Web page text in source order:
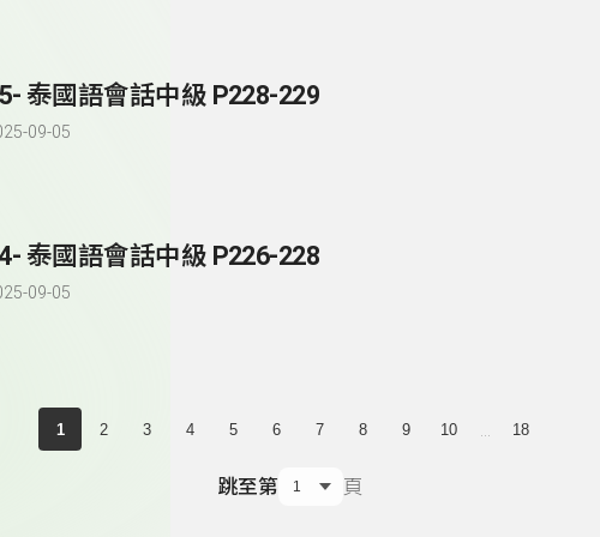
泰國語會話中級 P228-229
09-05
泰國語會話中級 P226-228
09-05
1 2 3 4 5 6 7 8 9 10 18
跳至第 頁